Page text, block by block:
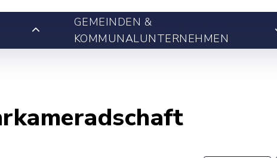
GEMEINDEN &
KOMMUNALUNTERNEHMEN